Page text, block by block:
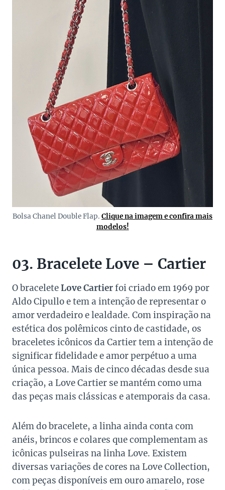
Bolsa Chanel Double Flap. Clique na imagem e confira mais
modelos!
03. Bracelete Love – Cartier
O braceleteLove Cartierfoi criado em 1969 por
Aldo Cipullo e tem a intenção de representar o
amor verdadeiro e lealdade. Com inspiração na
estética dos polêmicos cinto de castidade, os
braceletes icônicos da Cartier tem a intenção de
significar fidelidade e amor perpétuo a uma
única pessoa. Mais de cinco décadas desde sua
criação, a Love Cartier se mantém como uma
das peças mais clássicas e atemporais da casa.
Além do bracelete, a linha ainda conta com
anéis, brincos e colares que complementam as
icônicas pulseiras na linha Love. Existem
diversas variações de cores na Love Collection,
com peças disponíveis em ouro amarelo, rose